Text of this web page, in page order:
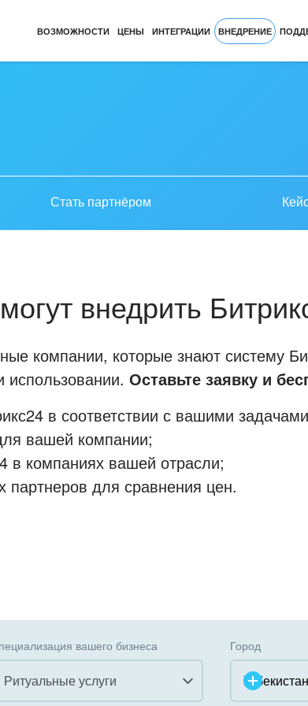
ВОЗМОЖНОСТИ ЦЕНЫ ИНТЕГРАЦИИ ВНЕДРЕНИЕ
Стать партнёром
внедрить
компании, которые знают систему
использовании. Оставьте заявку и
в соответствии с вашими
вашей компании;
в компаниях вашей отрасли;
для сравнения цен.
вашего бизнеса
Ритуальные услуги
Город
Узбекистан